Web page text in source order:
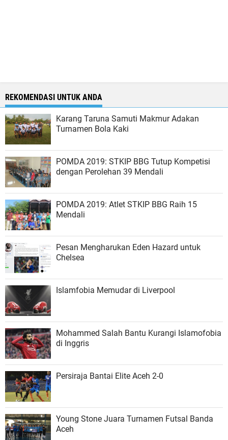
REKOMENDASI UNTUK ANDA
Karang Taruna Samuti Makmur Adakan
Turnamen Bola Kaki
POMDA 2019: STKIP BBG Tutup Kompetisi
dengan Perolehan 39 Mendali
POMDA 2019: Atlet STKIP BBG Raih 15
Mendali
Pesan Mengharukan Eden Hazard untuk
Chelsea
Islamfobia Memudar di Liverpool
Mohammed Salah Bantu Kurangi Islamofobia
di Inggris
Persiraja Bantai Elite Aceh 2-0
Young Stone Juara Turnamen Futsal Banda
Aceh